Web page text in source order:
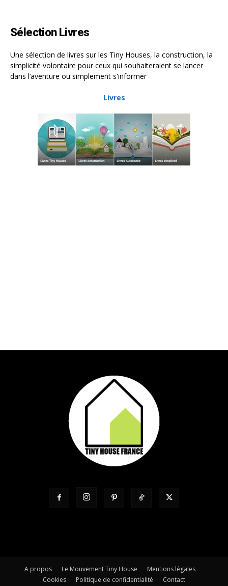
Sélection Livres
Une sélection de livres sur les Tiny Houses, la construction, la
simplicité volontaire pour ceux qui souhaiteraient se lancer
dans l’aventure ou simplement s'informer
Livres
A propos Le Mouvement Tiny House
Mentions légales
Cookies
Politique de confidentialité Contact